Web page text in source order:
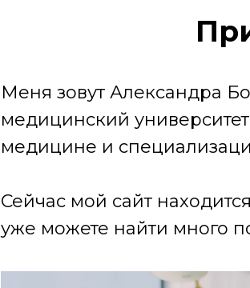
Меня зовут Александра
медицинский
медицине и
Сейчас мой сайт
уже можете найти много